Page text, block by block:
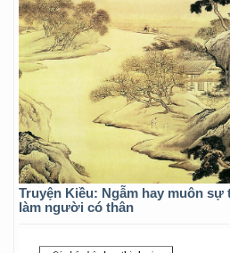
Truyện Kiều: Ngẫm hay muôn
làm người có thân